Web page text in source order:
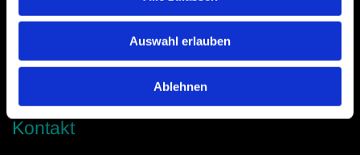
Auswahl erlauben
Ablehnen
diese Karte anzuzeigen.
Accept cookies
Kontakt